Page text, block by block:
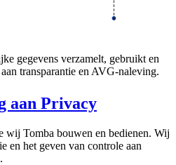
gegevens verzamelt, gebruikt en
transparantie en AVG-naleving.
aan Privacy
wij Tomba bouwen en bedienen. Wij
en het geven van controle aan